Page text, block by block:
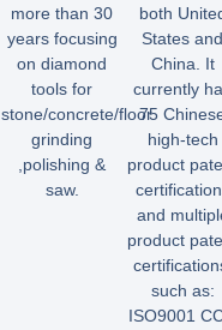
more than 30
years focusing
on diamond
tools for
stone/concrete/floor
grinding
,polishing &
saw.
both
States and
China. It
currently
75
high-tech
product
and
product
such as:
ISO9001